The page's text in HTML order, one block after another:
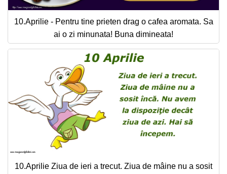
10.Aprilie - Pentru tine prieten drag o cafea aromata. Sa
ai o zi minunata! Buna dimineata!
10.Aprilie Ziua de ieri a trecut. Ziua de mâine nu a sosit